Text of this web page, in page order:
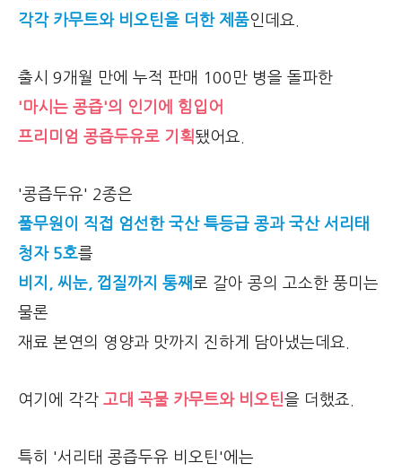
각각 카무트와 비오틴을 더한 제품인데요.
출시 9개월 만에 누적 판매 100만 병을 돌파한
'마시는 콩즙'의 인기에 힘입어
프리미엄 콩즙두유로 기획됐어요.
'콩즙두유' 2종은
풀무원이 직접 엄선한 국산 특등급 콩과 국산 서리태
청자 5호를
비지, 씨눈, 껍질까지 통째로 갈아 콩의 고소한 풍미는
물론
재료 본연의 영양과 맛까지 진하게 담아냈는데요.
여기에 각각 고대 곡물 카무트와 비오틴을 더했죠.
특히 '서리태 콩즙두유 비오틴'에는